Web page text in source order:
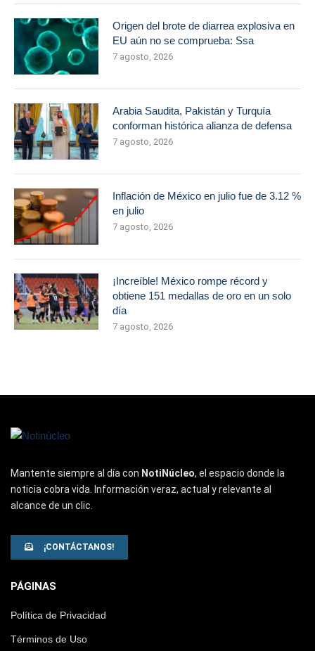
Origen del brote de diarrea explosiva en
EU aún no se comprueba: Ssa
7 agosto, 2026
Arabia Saudita, Pakistán y Turquía
conforman histórica alianza de defensa
7 agosto, 2026
Inflación de México en julio fue de 3.12 %
en julio
7 agosto, 2026
¡Increíble! México rompe récord y
obtiene 151 medallas de oro en un solo
día
7 agosto, 2026
Mantente siempre al día con NotiNúcleo, el espacio donde la
noticia cobra vida. Información veraz, actual y relevante al
alcance de un clic.
¡CONTÁCTANOS!
PÁGINAS
Política de Privacidad
Términos de Uso